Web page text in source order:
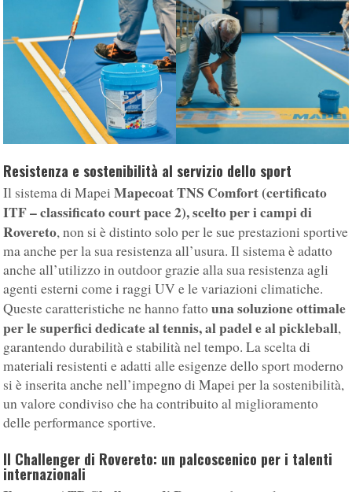
Resistenza e sostenibilità al servizio dello sport
Il sistema di MapeiMapecoat TNS Comfort (certificato
ITF – classificato court pace 2), scelto per i campi di
Rovereto, non si è distinto solo per le sue prestazioni sportive
ma anche per la sua resistenza all’usura. Il sistema è adatto
anche all’utilizzo in outdoor grazie alla sua resistenza agli
agenti esterni come i raggi UV e le variazioni climatiche.
Queste caratteristiche ne hanno fattouna soluzione ottimale
per le superfici dedicate al tennis, al padel e al pickleball,
garantendo durabilità e stabilità nel tempo. La scelta di
materiali resistenti e adatti alle esigenze dello sport moderno
si è inserita anche nell’impegno di Mapei per la sostenibilità,
un valore condiviso che ha contribuito al miglioramento
delle performance sportive.
Il Challenger di Rovereto: un palcoscenico per i talenti
internazionali